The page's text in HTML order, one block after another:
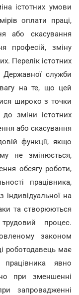
істотних умови
оплати праці,
або скасування
професій, зміну
Перелік істотних
служби
на те, що цей
широко з точки
до зміни істотних
або скасування
функції, якщо
не змінюється,
обсягу роботи,
працівника,
індивідуальної на
та створюються
процес.
законом
роботодавець має
явно
при зменшенні
запровадженні